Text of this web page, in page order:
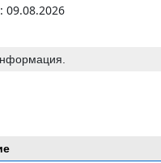
09.08.2026